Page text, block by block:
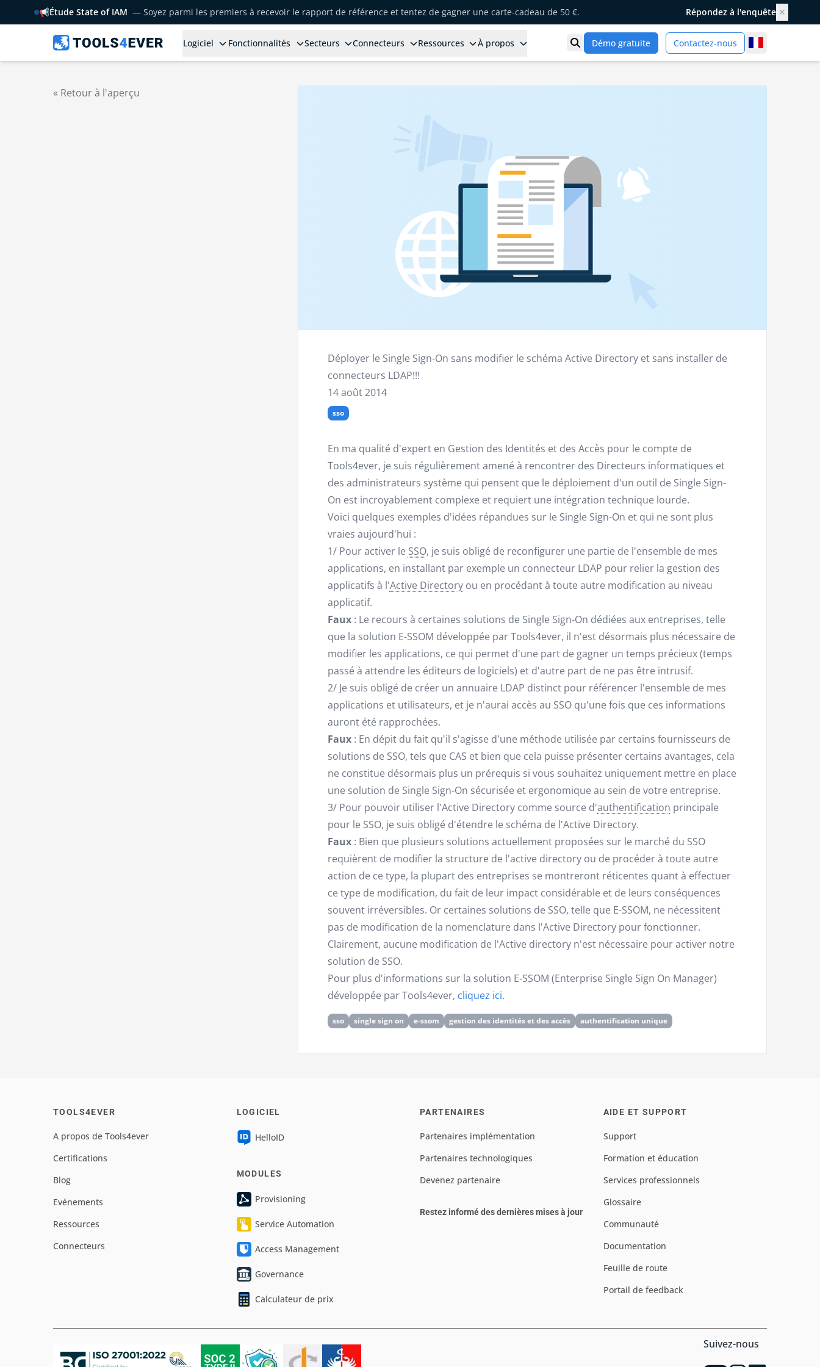
📢Étude State of IAM — Soyez parmi les premiers à recevoir le rapport de référence et tentez de gagner une carte-cadeau de 50 €. Répondez à l'enquête ✕
Logiciel Fonctionnalités Secteurs Connecteurs Ressources À propos Ouvrir la recherche
Démo gratuite Contactez-nous
« Retour à l'aperçu
Déployer le Single Sign-On sans modifier le schéma Active Directory et sans installer de
connecteurs LDAP!!!
14 août 2014
sso
En ma qualité d'expert en Gestion des Identités et des Accès pour le compte de
Tools4ever, je suis régulièrement amené à rencontrer des Directeurs informatiques et
des administrateurs système qui pensent que le déploiement d'un outil de Single Sign-
On est incroyablement complexe et requiert une intégration technique lourde.
Voici quelques exemples d'idées répandues sur le Single Sign-On et qui ne sont plus
vraies aujourd'hui :
1/ Pour activer le SSO, je suis obligé de reconfigurer une partie de l'ensemble de mes
applications, en installant par exemple un connecteur LDAP pour relier la gestion des
applicatifs à l'Active Directoryou en procédant à toute autre modification au niveau
applicatif.
Faux: Le recours à certaines solutions de Single Sign-On dédiées aux entreprises, telle
que la solution E-SSOM développée par Tools4ever, il n'est désormais plus nécessaire de
modifier les applications, ce qui permet d'une part de gagner un temps précieux (temps
passé à attendre les éditeurs de logiciels) et d'autre part de ne pas être intrusif.
2/ Je suis obligé de créer un annuaire LDAP distinct pour référencer l'ensemble de mes
applications et utilisateurs, et je n'aurai accès au SSO qu'une fois que ces informations
auront été rapprochées.
Faux: En dépit du fait qu'il s'agisse d'une méthode utilisée par certains fournisseurs de
solutions de SSO, tels que CAS et bien que cela puisse présenter certains avantages, cela
ne constitue désormais plus un prérequis si vous souhaitez uniquement mettre en place
une solution de Single Sign-On sécurisée et ergonomique au sein de votre entreprise.
3/ Pour pouvoir utiliser l'Active Directory comme source d'authentification principale
pour le SSO, je suis obligé d'étendre le schéma de l'Active Directory.
Faux: Bien que plusieurs solutions actuellement proposées sur le marché du SSO
requièrent de modifier la structure de l'active directory ou de procéder à toute autre
action de ce type, la plupart des entreprises se montreront réticentes quant à effectuer
ce type de modification, du fait de leur impact considérable et de leurs conséquences
souvent irréversibles. Or certaines solutions de SSO, telle que E-SSOM, ne nécessitent
pas de modification de la nomenclature dans l'Active Directory pour fonctionner.
Clairement, aucune modification de l'Active directory n'est nécessaire pour activer notre
solution de SSO.
Pour plus d'informations sur la solution E-SSOM (Enterprise Single Sign On Manager)
développée par Tools4ever, cliquez ici.
sso single sign on e-ssom gestion des identités et des accès authentification unique
TOOLS4EVER
A propos de Tools4ever
Certifications
Blog
Evénements
Ressources
Connecteurs
LOGICIEL
HelloID
MODULES
Provisioning
Service Automation
Access Management
Governance
Calculateur de prix
PARTENAIRES
Partenaires implémentation
Partenaires technologiques
Devenez partenaire
Restez informé des dernières mises à jour
AIDE ET SUPPORT
Support
Formation et éducation
Services professionnels
Glossaire
Communauté
Documentation
Feuille de route
Portail de feedback
Suivez-nous